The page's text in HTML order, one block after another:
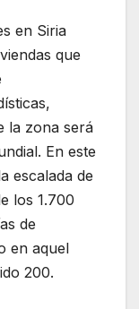
en Siria
que
la zona será
En este
escalada de
los 1.700
de
en aquel
200.